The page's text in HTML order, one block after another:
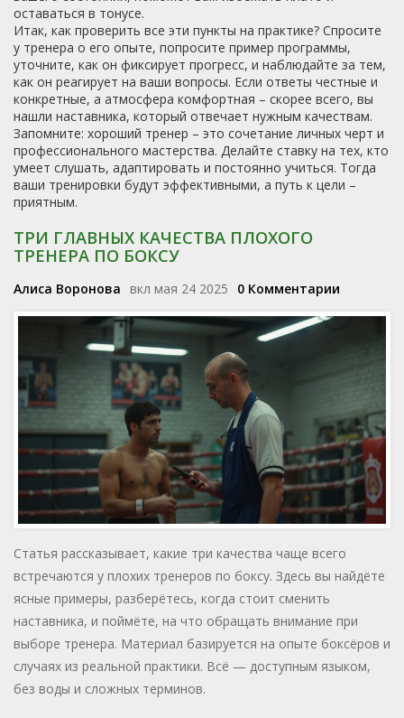
оставаться в тонусе.
Итак, как проверить все эти пункты на практике? Спросите
у тренера о его опыте, попросите пример программы,
уточните, как он фиксирует прогресс, и наблюдайте за тем,
как он реагирует на ваши вопросы. Если ответы честные и
конкретные, а атмосфера комфортная – скорее всего, вы
нашли наставника, который отвечает нужным качествам.
Запомните: хороший тренер – это сочетание личных черт и
профессионального мастерства. Делайте ставку на тех, кто
умеет слушать, адаптировать и постоянно учиться. Тогда
ваши тренировки будут эффективными, а путь к цели –
приятным.
ТРИ ГЛАВНЫХ КАЧЕСТВА ПЛОХОГО
ТРЕНЕРА ПО БОКСУ
Алиса Воронова вкл мая 24 2025 0 Комментарии
Статья рассказывает, какие три качества чаще всего
встречаются у плохих тренеров по боксу. Здесь вы найдёте
ясные примеры, разберётесь, когда стоит сменить
наставника, и поймёте, на что обращать внимание при
выборе тренера. Материал базируется на опыте боксёров и
случаях из реальной практики. Всё — доступным языком,
без воды и сложных терминов.